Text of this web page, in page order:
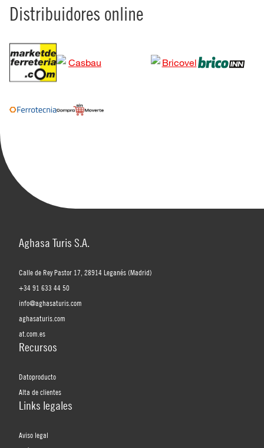
Distribuidores online
Aghasa Turis S.A.
Calle de Rey Pastor 17, 28914 Leganés (Madrid)
+34 91 633 44 50
info@aghasaturis.com
aghasaturis.com
at.com.es
Recursos
Datoproducto
Alta de clientes
Links legales
Aviso legal